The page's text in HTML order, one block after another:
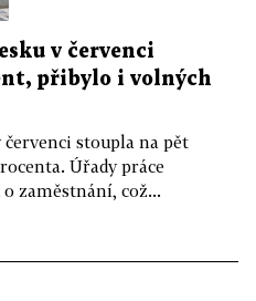
v červenci
přibylo i volných
červenci stoupla na pět
Úřady práce
o zaměstnání, což...